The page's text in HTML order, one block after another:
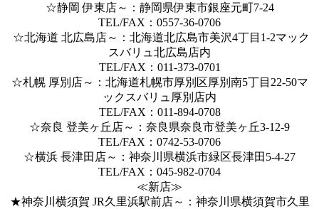
☆静岡 伊東店～：静岡県伊東市銀座元町7-24
TEL/FAX：0557-36-0706
☆北海道 北広島店～：北海道北広島市美沢4丁目1-2マック
スバリュ北広島店内
TEL/FAX：011-373-0701
☆札幌 厚別店～：北海道札幌市厚別区厚別南5丁目22-50マ
ックスバリュ厚別店内
TEL/FAX：011-894-0708
☆奈良 登美ヶ丘店～：奈良県奈良市登美ヶ丘3-12-9
TEL/FAX：0742-53-0706
☆横浜 長津田店～：神奈川県横浜市緑区長津田5-4-27
TEL/FAX：045-982-0704
≪新店≫
★神奈川横須賀 JR久里浜駅前店～：神奈川県横須賀市久里